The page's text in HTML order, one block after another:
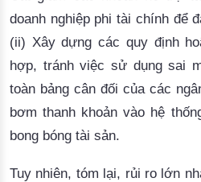
doanh nghiệp phi tài chính để
(ii) Xây dựng các quy định
hợp, tránh việc sử dụng sai
toàn bảng cân đối của các
bơm thanh khoản vào hệ
bong bóng tài sản.
Tuy nhiên, tóm lại, rủi ro lớn